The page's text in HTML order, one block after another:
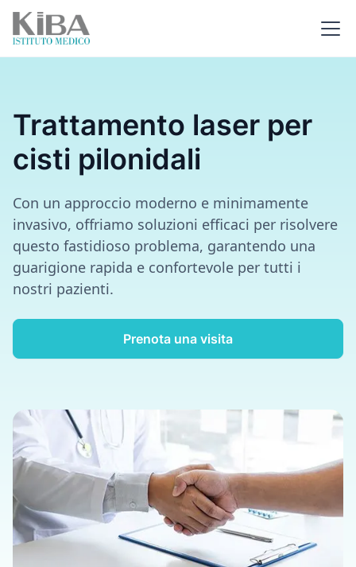
Trattamento laser per
cisti pilonidali
Con un approccio moderno e minimamente
invasivo, offriamo soluzioni efficaci per risolvere
questo fastidioso problema, garantendo una
guarigione rapida e confortevole per tutti i
nostri pazienti.
Prenota una visita